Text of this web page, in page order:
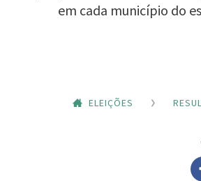
em cada município do
ELEIÇÕES